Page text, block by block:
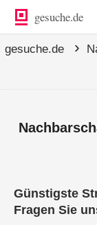
gesuche.de
gesuche.de ›
Günstigste
Fragen Sie